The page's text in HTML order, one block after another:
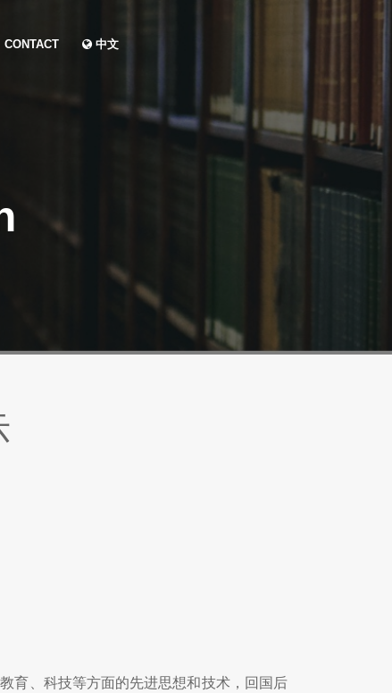
CONTACT 中文
育、科技等方面的先进思想和技术，回国后